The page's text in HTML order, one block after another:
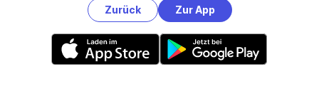
Zurück Zur App